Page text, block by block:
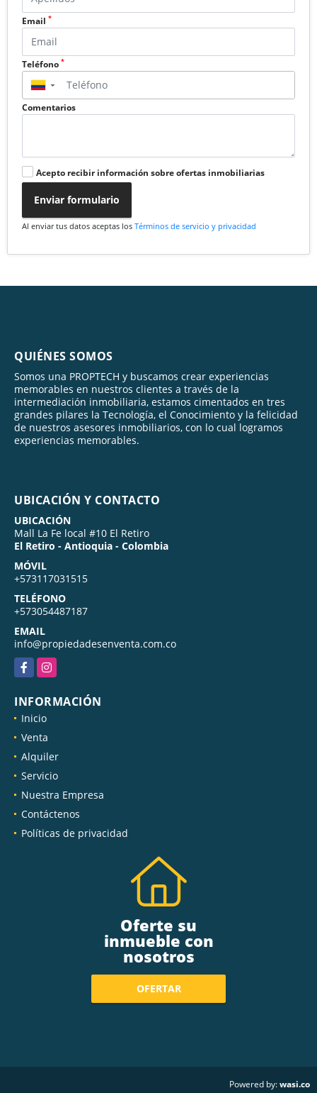
Email *
Teléfono *
▼
Comentarios
Acepto recibir información sobre ofertas inmobiliarias
Enviar formulario
Al enviar tus datos aceptas los Términos de servicio y privacidad
QUIÉNES SOMOS
Somos una PROPTECH y buscamos crear experiencias
memorables en nuestros clientes a través de la
intermediación inmobiliaria, estamos cimentados en tres
grandes pilares la Tecnología, el Conocimiento y la felicidad
de nuestros asesores inmobiliarios, con lo cual logramos
experiencias memorables.
UBICACIÓN Y CONTACTO
UBICACIÓN
Mall La Fe local #10 El Retiro
El Retiro - Antioquia - Colombia
MÓVIL
+573117031515
TELÉFONO
+573054487187
EMAIL
info@propiedadesenventa.com.co
FacebookInstagram
INFORMACIÓN
Inicio
Venta
Alquiler
Servicio
Nuestra Empresa
Contáctenos
Políticas de privacidad
Oferte su
inmueble con
nosotros
OFERTAR
Powered by:wasi.co